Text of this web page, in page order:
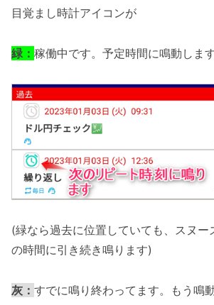
目覚まし時計アイコンが
緑： 稼働中です。予定時間に鳴動します
(緑なら過去に位置していても、スヌー
の時間に引き続き鳴ります)
灰： すでに鳴り終わってます。もう鳴